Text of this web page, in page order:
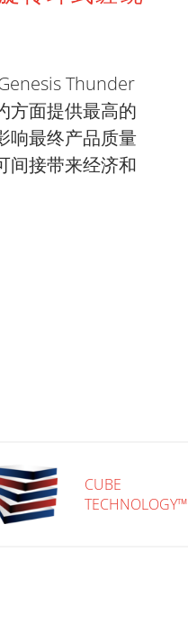
Thunder
方面提供最高的
响最终产品质量
间接带来经济和
CUBE
TECHNOLOGY™